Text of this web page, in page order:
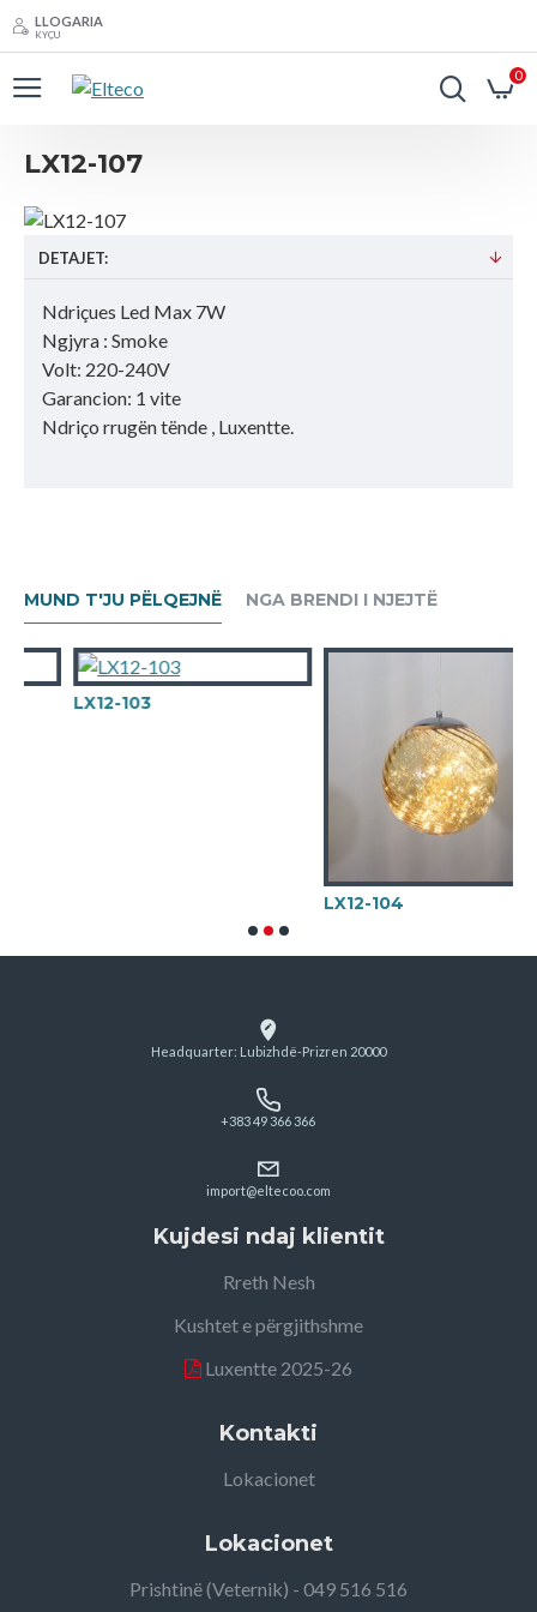
LLOGARIA
KYÇU
0
LX12-107
DETAJET:
Ndriçues Led Max 7W
Ngjyra : Smoke
Volt: 220-240V
Garancion: 1 vite
Ndriço rrugën tënde , Luxentte.
MUND T'JU PËLQEJNË NGA BRENDI I NJEJTË
LX12-103
LX12-104
Headquarter: Lubizhdë-Prizren 20000
+383 49 366 366
import@eltecoo.com
Kujdesi ndaj klientit
Rreth Nesh
Kushtet e përgjithshme
Luxentte 2025-26
Kontakti
Lokacionet
Lokacionet
Prishtinë (Veternik) - 049 516 516